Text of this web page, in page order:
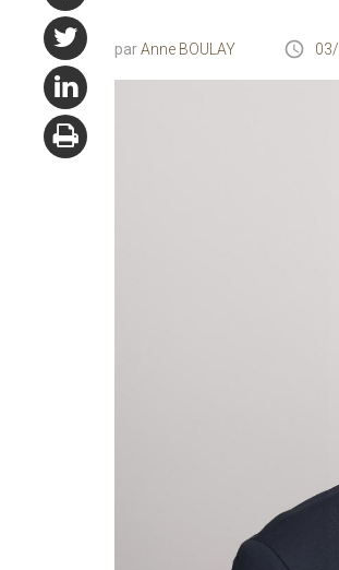
Anne BOULAY